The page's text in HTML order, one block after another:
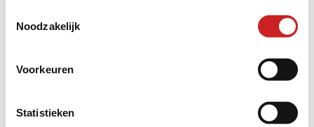
Noodzakelijk
Voorkeuren
Statistieken
loadingwww.adggroep.nl
for more